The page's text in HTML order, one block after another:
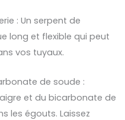
: Un serpent de
long et flexible qui peut
vos tuyaux.
de soude :
et du bicarbonate de
les égouts. Laissez